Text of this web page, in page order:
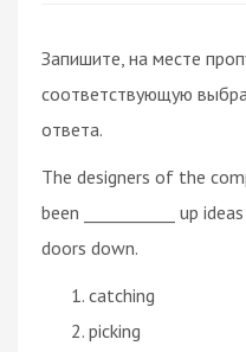
Запишите, на месте
соответствующую
ответа.
The designers of the
been ___________ up
doors down.
catching
picking